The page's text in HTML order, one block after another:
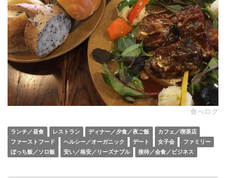
食べログ
ランチ／昼食 レストラン ディナー／夕食／夜ご飯
カフェ／喫茶店
ファーストフード
ヘルシー／オーガニック デート 女子会
ファミリー
ぼっち飯／ソロ飯
安い／格安／リーズナブル 接待／会食／ビジネス